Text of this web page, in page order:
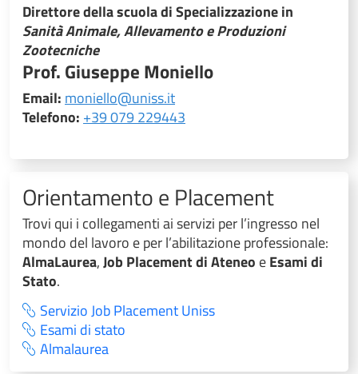
Direttore della scuola di Specializzazione in
Sanità Animale, Allevamento e Produzioni
Zootecniche
Prof. Giuseppe Moniello
Email: moniello@uniss.it
Telefono: +39 079 229443
Orientamento e Placement
Trovi qui i collegamenti ai servizi per l’ingresso nel
mondo del lavoro e per l’abilitazione professionale:
AlmaLaurea,Job Placement di Ateneo eEsami di
Stato.
Servizio Job Placement Uniss
Esami di stato
Almalaurea